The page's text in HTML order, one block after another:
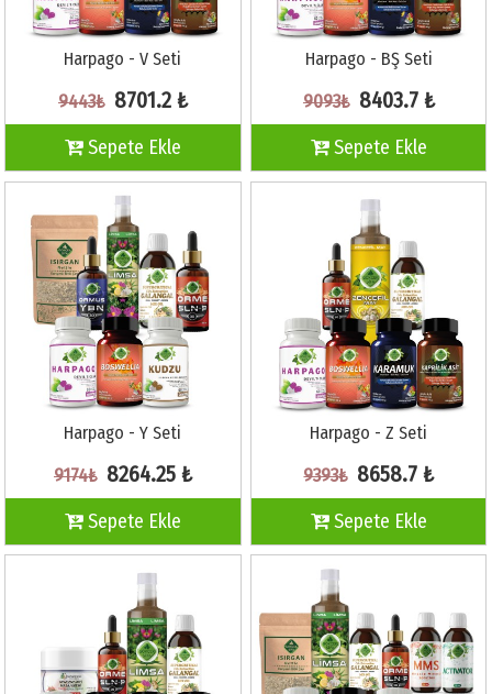
Harpago - V Seti
9443₺ 8701.2 ₺
Sepete Ekle
Harpago - BŞ Seti
9093₺ 8403.7 ₺
Sepete Ekle
Harpago - Y Seti
9174₺ 8264.25 ₺
Sepete Ekle
Harpago - Z Seti
9393₺ 8658.7 ₺
Sepete Ekle